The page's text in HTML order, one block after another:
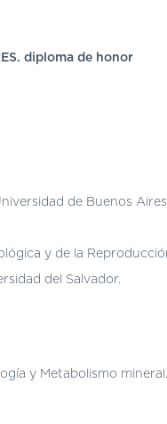
diploma de honor
de Buenos
y de la
del Salvador.
y Metabolismo